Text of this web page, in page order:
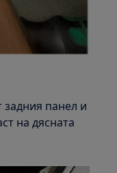
задния панел и
на дясната